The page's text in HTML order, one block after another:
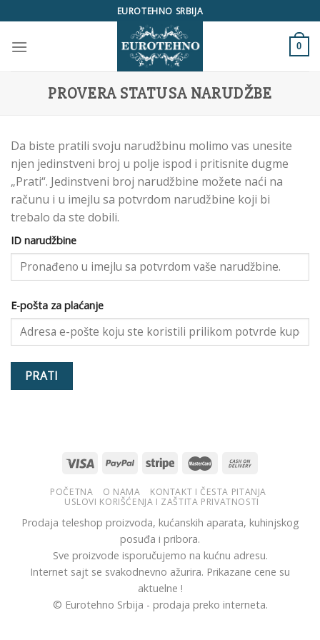
to
content
EUROTEHNO SRBIJA
0
PROVERA STATUSA NARUDŽBE
Da biste pratili svoju narudžbinu molimo vas unesite
njen jedinstveni broj u polje ispod i pritisnite dugme
„Prati“. Jedinstveni broj narudžbine možete naći na
računu i u imejlu sa potvrdom narudžbine koji bi
trebalo da ste dobili.
ID narudžbine
E-pošta za plaćanje
PRATI
POČETNA O NAMA
KONTAKT I ČESTA PITANJA
USLOVI KORIŠĆENJA I ZAŠTITA PRIVATNOSTI
Prodaja teleshop proizvoda, kućanskih aparata, kuhinjskog
posuđa i pribora.
Sve proizvode isporučujemo na kućnu adresu.
Internet sajt se svakodnevno ažurira. Prikazane cene su
aktuelne !
© Eurotehno Srbija - prodaja preko interneta.